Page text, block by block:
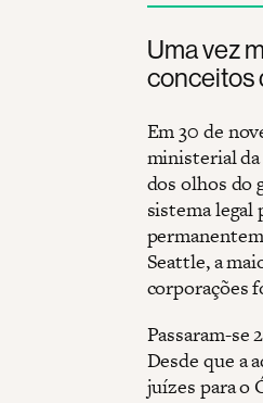
Uma vez
conceitos
Em 30 de
ministerial
dos olhos do
sistema legal
Seattle, a
corporações
Passaram-se
Desde que a
juízes para o